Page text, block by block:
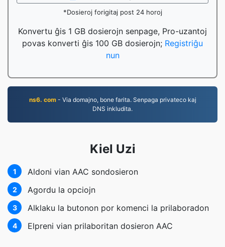
*Dosieroj forigitaj post 24 horoj
Konvertu ĝis 1 GB dosierojn senpage, Pro-uzantoj
povas konverti ĝis 100 GB dosierojn; Registriĝu
nun
ns6. com- Via domajno, bone farita. Senpaga privateco kaj
DNS inkludita.
Kiel Uzi
1 Aldoni vian AAC sondosieron
2 Agordu la opciojn
3 Alklaku la butonon por komenci la prilaboradon
4 Elpreni vian prilaboritan dosieron AAC